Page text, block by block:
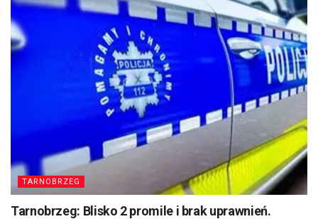
TARNOBRZEG
Tarnobrzeg: Blisko 2 promile i brak uprawnień.